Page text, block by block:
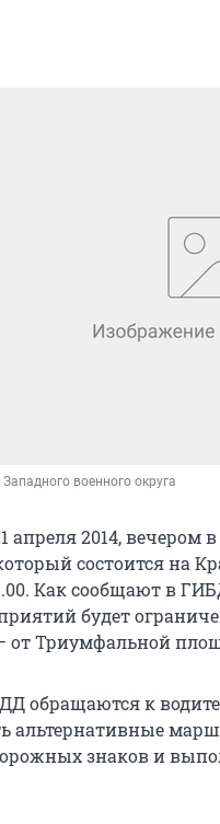
военного округа
апреля 2014,
состоится на
Как сообщают в
будет
от Триумфальной
обращаются к
альтернативные
знаков и